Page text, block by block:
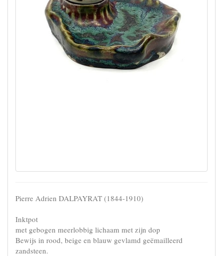
Pierre Adrien DALPAYRAT (1844-1910)
Inktpot
met gebogen meerlobbig lichaam met zijn dop
Bewijs in rood, beige en blauw gevlamd geëmailleerd
zandsteen.